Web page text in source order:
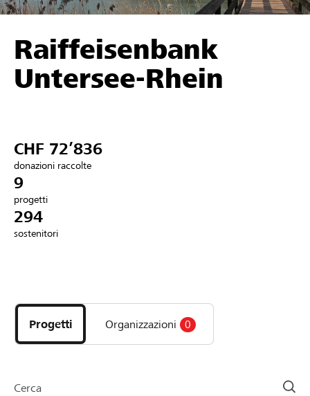
Sostenere
Aiuto & supporto
Collegarsi
Trova progetti e organizzazioni
DE FR IT
Raiffeisenbank
Untersee-Rhein
CHF 72’836
donazioni raccolte
9
progetti
294
sostenitori
i
progetti
e
della
Progetti Organizzazioni 0
Cerca